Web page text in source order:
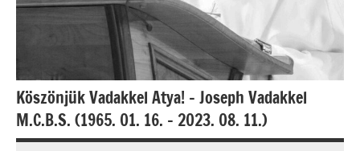
Köszönjük Vadakkel Atya! – Joseph Vadakkel
M.C.B.S. (1965. 01. 16. – 2023. 08. 11.)